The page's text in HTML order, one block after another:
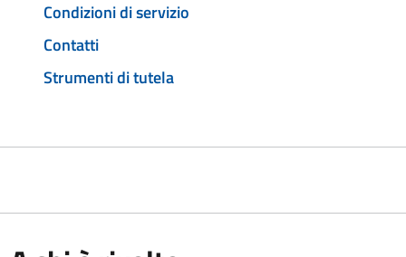
Condizioni di servizio
Contatti
Strumenti di tutela